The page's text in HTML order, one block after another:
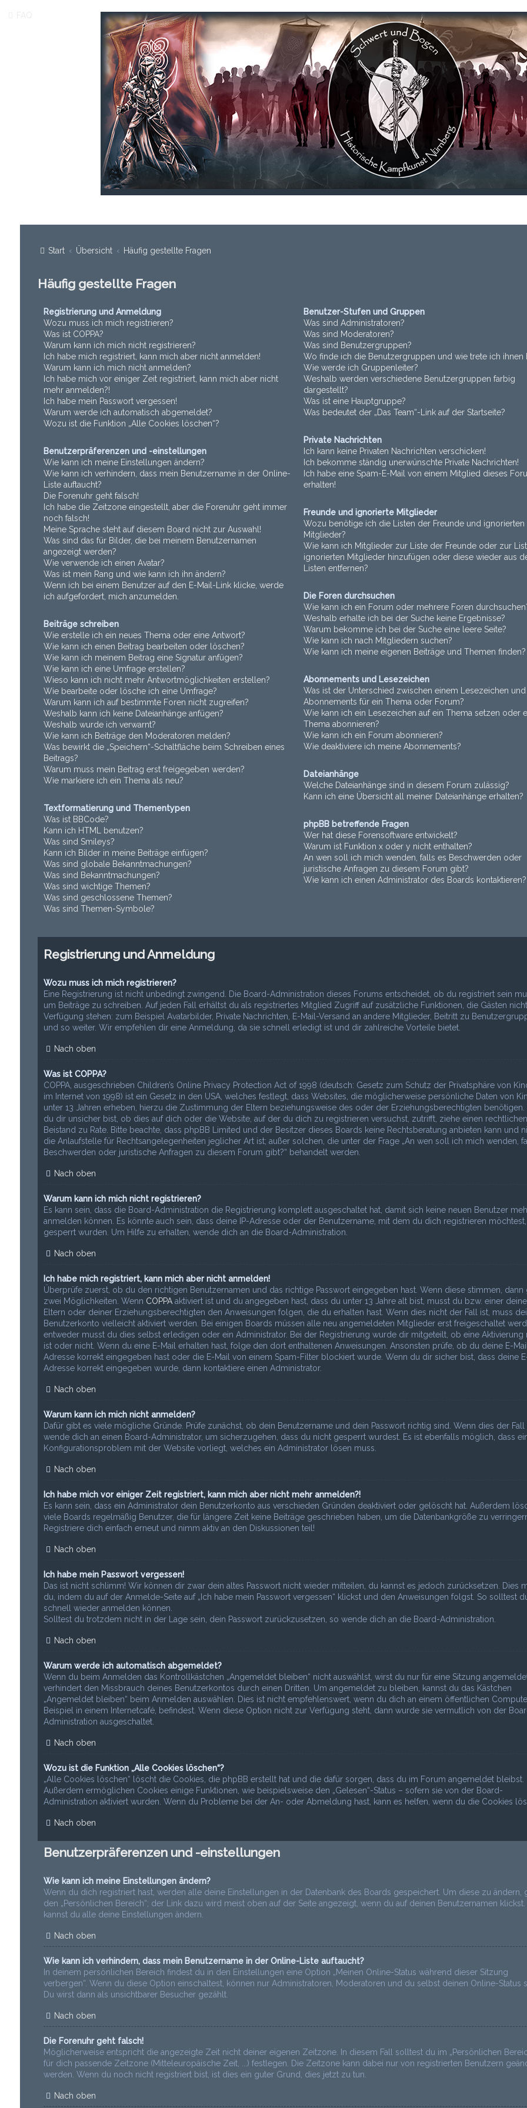
Start Übersicht Häufig gestellte Fragen
Häufig gestellte Fragen
Registrierung und Anmeldung
Wozu muss ich mich registrieren?
Was ist COPPA?
Warum kann ich mich nicht registrieren?
Ich habe mich registriert, kann mich aber nicht anmelden!
Warum kann ich mich nicht anmelden?
Ich habe mich vor einiger Zeit registriert, kann mich aber nicht
mehr anmelden?!
Ich habe mein Passwort vergessen!
Warum werde ich automatisch abgemeldet?
Wozu ist die Funktion „Alle Cookies löschen“?
Benutzerpräferenzen und -einstellungen
Wie kann ich meine Einstellungen ändern?
Wie kann ich verhindern, dass mein Benutzername in der Online-
Liste auftaucht?
Die Forenuhr geht falsch!
Ich habe die Zeitzone eingestellt, aber die Forenuhr geht immer
noch falsch!
Meine Sprache steht auf diesem Board nicht zur Auswahl!
Was sind das für Bilder, die bei meinem Benutzernamen
angezeigt werden?
Wie verwende ich einen Avatar?
Was ist mein Rang und wie kann ich ihn ändern?
Wenn ich bei einem Benutzer auf den E-Mail-Link klicke, werde
ich aufgefordert, mich anzumelden.
Beiträge schreiben
Wie erstelle ich ein neues Thema oder eine Antwort?
Wie kann ich einen Beitrag bearbeiten oder löschen?
Wie kann ich meinem Beitrag eine Signatur anfügen?
Wie kann ich eine Umfrage erstellen?
Wieso kann ich nicht mehr Antwortmöglichkeiten erstellen?
Wie bearbeite oder lösche ich eine Umfrage?
Warum kann ich auf bestimmte Foren nicht zugreifen?
Weshalb kann ich keine Dateianhänge anfügen?
Weshalb wurde ich verwarnt?
Wie kann ich Beiträge den Moderatoren melden?
Was bewirkt die „Speichern“-Schaltfläche beim Schreiben eines
Beitrags?
Warum muss mein Beitrag erst freigegeben werden?
Wie markiere ich ein Thema als neu?
Textformatierung und Thementypen
Was ist BBCode?
Kann ich HTML benutzen?
Was sind Smileys?
Kann ich Bilder in meine Beiträge einfügen?
Was sind globale Bekanntmachungen?
Was sind Bekanntmachungen?
Was sind wichtige Themen?
Was sind geschlossene Themen?
Was sind Themen-Symbole?
Benutzer-Stufen und Gruppen
Was sind Administratoren?
Was sind Moderatoren?
Was sind Benutzergruppen?
Wo finde ich die Benutzergruppen und wie trete ich ihnen
Wie werde ich Gruppenleiter?
Weshalb werden verschiedene Benutzergruppen farbig
dargestellt?
Was ist eine Hauptgruppe?
Was bedeutet der „Das Team“-Link auf der Startseite?
Private Nachrichten
Ich kann keine Privaten Nachrichten verschicken!
Ich bekomme ständig unerwünschte Private Nachrichten!
Ich habe eine Spam-E-Mail von einem Mitglied dieses
erhalten!
Freunde und ignorierte Mitglieder
Wozu benötige ich die Listen der Freunde und ignorierten
Mitglieder?
Wie kann ich Mitglieder zur Liste der Freunde oder zur
ignorierten Mitglieder hinzufügen oder diese wieder aus
Listen entfernen?
Die Foren durchsuchen
Wie kann ich ein Forum oder mehrere Foren
Weshalb erhalte ich bei der Suche keine Ergebnisse?
Warum bekomme ich bei der Suche eine leere Seite?
Wie kann ich nach Mitgliedern suchen?
Wie kann ich meine eigenen Beiträge und Themen finden?
Abonnements und Lesezeichen
Was ist der Unterschied zwischen einem Lesezeichen
Abonnements für ein Thema oder Forum?
Wie kann ich ein Lesezeichen auf ein Thema setzen oder
Thema abonnieren?
Wie kann ich ein Forum abonnieren?
Wie deaktiviere ich meine Abonnements?
Dateianhänge
Welche Dateianhänge sind in diesem Forum zulässig?
Kann ich eine Übersicht all meiner Dateianhänge erhalten?
phpBB betreffende Fragen
Wer hat diese Forensoftware entwickelt?
Warum ist Funktion x oder y nicht enthalten?
An wen soll ich mich wenden, falls es Beschwerden oder
juristische Anfragen zu diesem Forum gibt?
Wie kann ich einen Administrator des Boards kontaktieren?
Registrierung und Anmeldung
Wozu muss ich mich registrieren?
Eine Registrierung ist nicht unbedingt zwingend. Die Board-Administration dieses Forums entscheidet, ob du registriert sein
um Beiträge zu schreiben. Auf jeden Fall erhältst du als registriertes Mitglied Zugriff auf zusätzliche Funktionen, die Gästen
Verfügung stehen: zum Beispiel Avatarbilder, Private Nachrichten, E-Mail-Versand an andere Mitglieder, Beitritt zu
und so weiter. Wir empfehlen dir eine Anmeldung, da sie schnell erledigt ist und dir zahlreiche Vorteile bietet.
Nach oben
Was ist COPPA?
COPPA, ausgeschrieben Children’s Online Privacy Protection Act of 1998 (deutsch: Gesetz zum Schutz der Privatsphäre von
im Internet von 1998) ist ein Gesetz in den USA, welches festlegt, dass Websites, die möglicherweise persönliche Daten von
unter 13 Jahren erheben, hierzu die Zustimmung der Eltern beziehungsweise des oder der Erziehungsberechtigten benötigen.
du dir unsicher bist, ob dies auf dich oder die Website, auf der du dich zu registrieren versuchst, zutrifft, ziehe einen rechtlichen
Beistand zu Rate. Bitte beachte, dass phpBB Limited und der Besitzer dieses Boards keine Rechtsberatung anbieten kann und
die Anlaufstelle für Rechtsangelegenheiten jeglicher Art ist; außer solchen, die unter der Frage „An wen soll ich mich wenden,
Beschwerden oder juristische Anfragen zu diesem Forum gibt?“ behandelt werden.
Nach oben
Warum kann ich mich nicht registrieren?
Es kann sein, dass die Board-Administration die Registrierung komplett ausgeschaltet hat, damit sich keine neuen Benutzer
anmelden können. Es könnte auch sein, dass deine IP-Adresse oder der Benutzername, mit dem du dich registrieren möchtest,
gesperrt wurden. Um Hilfe zu erhalten, wende dich an die Board-Administration.
Nach oben
Ich habe mich registriert, kann mich aber nicht anmelden!
Überprüfe zuerst, ob du den richtigen Benutzernamen und das richtige Passwort eingegeben hast. Wenn diese stimmen, dann
zwei Möglichkeiten. Wenn COPPAaktiviert ist und du angegeben hast, dass du unter 13 Jahre alt bist, musst du bzw. einer
Eltern oder deiner Erziehungsberechtigten den Anweisungen folgen, die du erhalten hast. Wenn dies nicht der Fall ist, muss
Benutzerkonto vielleicht aktiviert werden. Bei einigen Boards müssen alle neu angemeldeten Mitglieder erst freigeschaltet
entweder musst du dies selbst erledigen oder ein Administrator. Bei der Registrierung wurde dir mitgeteilt, ob eine Aktivierung
ist oder nicht. Wenn du eine E-Mail erhalten hast, folge den dort enthaltenen Anweisungen. Ansonsten prüfe, ob du deine E-
Adresse korrekt eingegeben hast oder die E-Mail von einem Spam-Filter blockiert wurde. Wenn du dir sicher bist, dass deine
Adresse korrekt eingegeben wurde, dann kontaktiere einen Administrator.
Nach oben
Warum kann ich mich nicht anmelden?
Dafür gibt es viele mögliche Gründe. Prüfe zunächst, ob dein Benutzername und dein Passwort richtig sind. Wenn dies der Fall
wende dich an einen Board-Administrator, um sicherzugehen, dass du nicht gesperrt wurdest. Es ist ebenfalls möglich, dass
Konfigurationsproblem mit der Website vorliegt, welches ein Administrator lösen muss.
Nach oben
Ich habe mich vor einiger Zeit registriert, kann mich aber nicht mehr anmelden?!
Es kann sein, dass ein Administrator dein Benutzerkonto aus verschieden Gründen deaktiviert oder gelöscht hat. Außerdem
viele Boards regelmäßig Benutzer, die für längere Zeit keine Beiträge geschrieben haben, um die Datenbankgröße zu
Registriere dich einfach erneut und nimm aktiv an den Diskussionen teil!
Nach oben
Ich habe mein Passwort vergessen!
Das ist nicht schlimm! Wir können dir zwar dein altes Passwort nicht wieder mitteilen, du kannst es jedoch zurücksetzen. Dies
du, indem du auf der Anmelde-Seite auf „Ich habe mein Passwort vergessen“ klickst und den Anweisungen folgst. So solltest
schnell wieder anmelden können.
Solltest du trotzdem nicht in der Lage sein, dein Passwort zurückzusetzen, so wende dich an die Board-Administration.
Nach oben
Warum werde ich automatisch abgemeldet?
Wenn du beim Anmelden das Kontrollkästchen „Angemeldet bleiben“ nicht auswählst, wirst du nur für eine Sitzung
verhindert den Missbrauch deines Benutzerkontos durch einen Dritten. Um angemeldet zu bleiben, kannst du das Kästchen
„Angemeldet bleiben“ beim Anmelden auswählen. Dies ist nicht empfehlenswert, wenn du dich an einem öffentlichen
Beispiel in einem Internetcafé, befindest. Wenn diese Option nicht zur Verfügung steht, dann wurde sie vermutlich von der
Administration ausgeschaltet.
Nach oben
Wozu ist die Funktion „Alle Cookies löschen“?
„Alle Cookies löschen“ löscht die Cookies, die phpBB erstellt hat und die dafür sorgen, dass du im Forum angemeldet bleibst.
Außerdem ermöglichen Cookies einige Funktionen, wie beispielsweise den „Gelesen“-Status – sofern sie von der Board-
Administration aktiviert wurden. Wenn du Probleme bei der An- oder Abmeldung hast, kann es helfen, wenn du die Cookies
Nach oben
Benutzerpräferenzen und -einstellungen
Wie kann ich meine Einstellungen ändern?
Wenn du dich registriert hast, werden alle deine Einstellungen in der Datenbank des Boards gespeichert. Um diese zu ändern,
den „Persönlichen Bereich“; der Link dazu wird meist oben auf der Seite angezeigt, wenn du auf deinen Benutzernamen
kannst du alle deine Einstellungen ändern.
Nach oben
Wie kann ich verhindern, dass mein Benutzername in der Online-Liste auftaucht?
In deinem persönlichen Bereich findest du in den Einstellungen eine Option „Meinen Online-Status während dieser Sitzung
verbergen“. Wenn du diese Option einschaltest, können nur Administratoren, Moderatoren und du selbst deinen Online-Status
Du wirst dann als unsichtbarer Besucher gezählt.
Nach oben
Die Forenuhr geht falsch!
Möglicherweise entspricht die angezeigte Zeit nicht deiner eigenen Zeitzone. In diesem Fall solltest du im „Persönlichen
für dich passende Zeitzone (Mitteleuropäische Zeit, ...) festlegen. Die Zeitzone kann dabei nur von registrierten Benutzern
werden. Wenn du noch nicht registriert bist, ist dies ein guter Grund, dies jetzt zu tun.
Nach oben